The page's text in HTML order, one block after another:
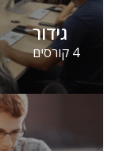
גידור
4 קורסים